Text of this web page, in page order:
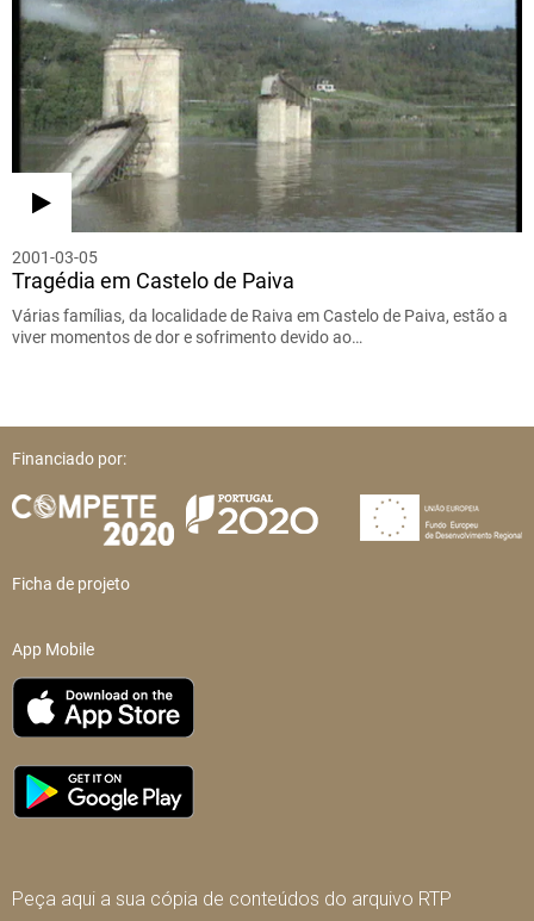
2001-03-05
Tragédia em Castelo de Paiva
Várias famílias, da localidade de Raiva em Castelo de Paiva, estão a
viver momentos de dor e sofrimento devido ao…
Financiado por:
Ficha de projeto
App Mobile
Peça aqui a sua cópia de conteúdos do arquivo RTP